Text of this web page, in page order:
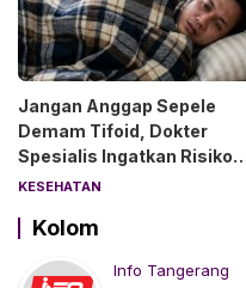
Jangan Anggap Sepele
Demam Tifoid, Dokter
Spesialis Ingatkan Risiko
Kebocoran Usus
KESEHATAN
Kolom
Info Tangerang